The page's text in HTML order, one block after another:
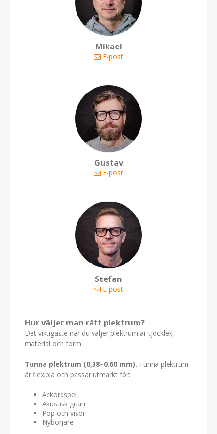
Mikael
E-post
Gustav
E-post
Stefan
E-post
Hur väljer man rätt plektrum?
Det viktigaste när du väljer plektrum är tjocklek,
material och form.
Tunna plektrum (0,38–0,60 mm). Tunna plektrum
är flexibla och passar utmärkt för:
Ackordspel
Akustisk gitarr
Pop och visor
Nybörjare